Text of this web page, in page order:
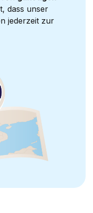
dass unser
jederzeit zur